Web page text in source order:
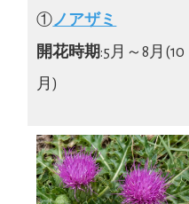
①ノアザミ
開花時期:5月～8月(10
月)